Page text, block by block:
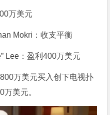
万美元
Mokri：收支平衡
Lee：盈利400万美元
万美元买入创下电视扑
美元。